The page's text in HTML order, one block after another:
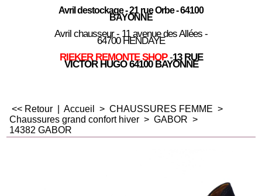
Avril destockage - 21 rue Orbe - 64100
BAYONNE
Avril chausseur - 11 avenue des Allées -
64700 HENDAYE
RIEKER REMONTE SHOP -13 RUE
VICTOR HUGO 64100 BAYONNE
<< Retour Accueil > CHAUSSURES FEMME >
Chaussures grand confort hiver > GABOR >
14382 GABOR